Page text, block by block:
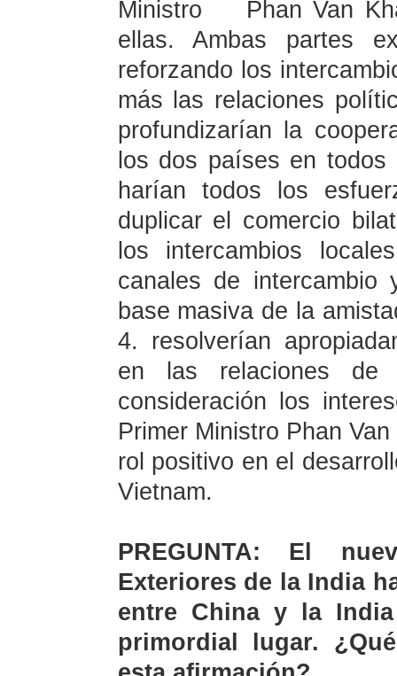
Ministro
Phan Van
ellas. Ambas partes
reforzando los
más las relaciones
profundizarían la
los dos países en
harían todos los
duplicar el comercio
los intercambios
canales de intercambio
base masiva de la
4. resolverían
en las relaciones de
consideración los
Primer Ministro Phan
rol positivo en el
Vietnam.
PREGUNTA: El
Exteriores de la India
entre China y
la India
primordial lugar.